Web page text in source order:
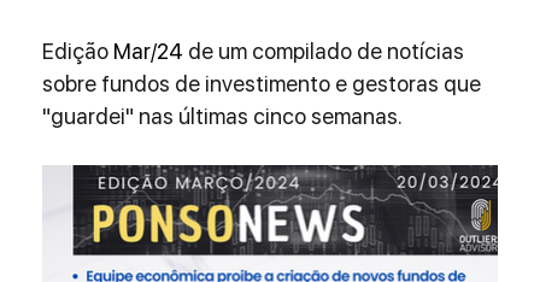
Edição Mar/24 de um compilado de notícias
sobre fundos de investimento e gestoras que
"guardei" nas últimas cinco semanas.